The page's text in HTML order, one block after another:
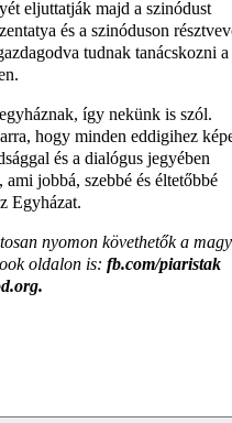
eljuttatják majd a szinódust
és a szinóduson
tudnak tanácskozni a
így nekünk is szól.
hogy minden eddigihez
és a dialógus jegyében
jobbá, szebbé és éltetőbbé
Egyházat.
nyomon követhetők a
oldalon is: fb.com/piaristak